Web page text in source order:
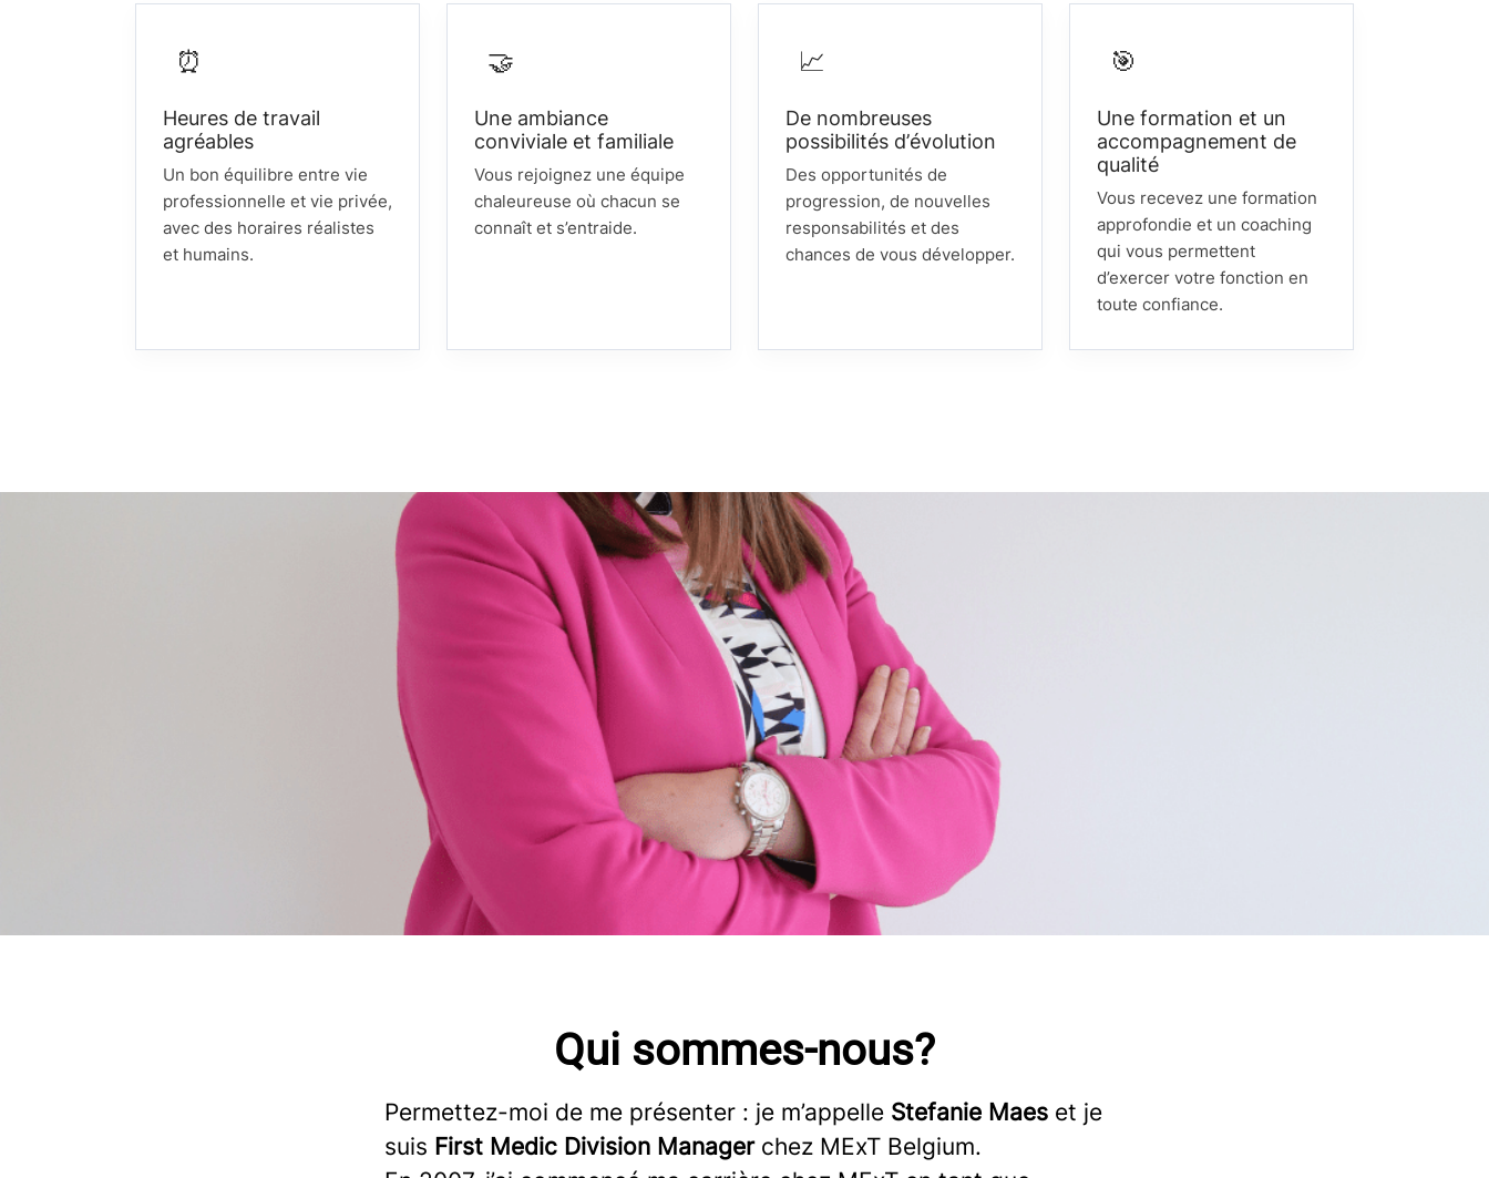
⏰
Heures de travail
agréables
Un bon équilibre entre vie
professionnelle et vie privée,
avec des horaires réalistes
et humains.
🤝
Une ambiance
conviviale et familiale
Vous rejoignez une équipe
chaleureuse où chacun se
connaît et s’entraide.
📈
De nombreuses
possibilités d’évolution
Des opportunités de
progression, de nouvelles
responsabilités et des
chances de vous développer.
🎯
Une formation et un
accompagnement de
qualité
Vous recevez une formation
approfondie et un coaching
qui vous permettent
d’exercer votre fonction en
toute confiance.
Qui sommes-nous?
Permettez-moi de me présenter : je m’appelle Stefanie Maes et je
suis First Medic Division Managerchez MExT Belgium.